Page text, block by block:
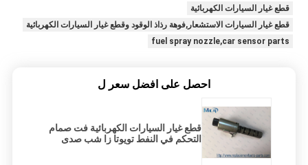
قطع غيار السيارات الكهربائية
قطع غيار السيارات الاستشعار,فوهة رذاذ الوقود وقطع غيار السيارات الكهربائية
fuel spray nozzle,car sensor parts
احصل على افضل سعر ل
قطع غيار السيارات الكهربائية فت صمام
التحكم في النفط تويوتا زا شب صدى